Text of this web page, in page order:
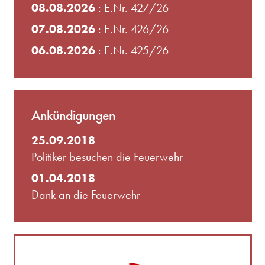
08.08.2026: E.Nr. 427/26
07.08.2026: E.Nr. 426/26
06.08.2026: E.Nr. 425/26
Ankündigungen
25.09.2018
Politiker besuchen die Feuerwehr
01.04.2018
Dank an die Feuerwehr